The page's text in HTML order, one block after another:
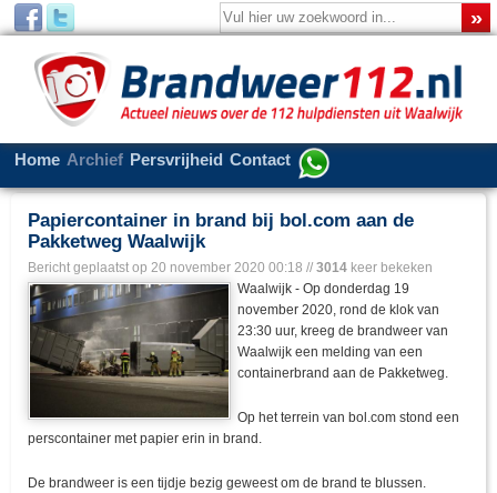
Home Archief Persvrijheid Contact
Papiercontainer in brand bij bol.com aan de
Pakketweg Waalwijk
Bericht geplaatst op 20 november 2020 00:18 // 3014 keer bekeken
Waalwijk - Op donderdag 19
november 2020, rond de klok van
23:30 uur, kreeg de brandweer van
Waalwijk een melding van een
containerbrand aan de Pakketweg.
Op het terrein van bol.com stond een
perscontainer met papier erin in brand.
De brandweer is een tijdje bezig geweest om de brand te blussen.